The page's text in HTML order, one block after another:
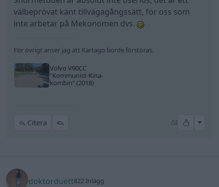
välbeprövat känt tillvägagångssätt, för oss som
inte arbetar på Mekonomen dvs.
För övrigt anser jag att Kartago borde förstöras.
Volvo V90CC
"Kommunist-Kina-
kombin"(2018)
Citera 2 All
doktorduett822 Inlägg